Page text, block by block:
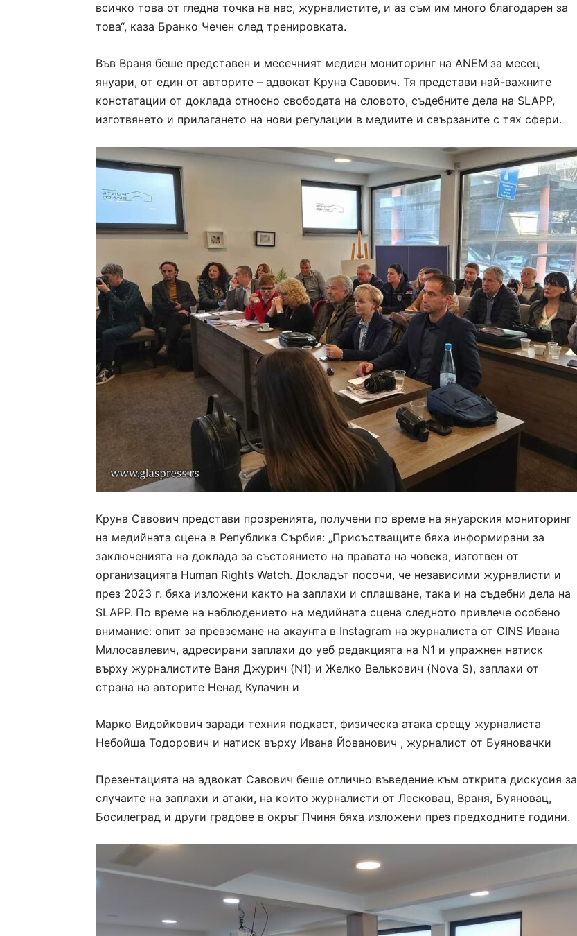
всичко това от гледна точка на нас, журналистите, и аз съм им много благодарен за
това“, каза Бранко Чечен след тренировката.
Във Враня беше представен и месечният медиен мониторинг на ANEM за месец
януари, от един от авторите – адвокат Круна Савович. Тя представи най-важните
констатации от доклада относно свободата на словото, съдебните дела на SLAPP,
изготвянето и прилагането на нови регулации в медиите и свързаните с тях сфери.
Круна Савович представи прозренията, получени по време на януарския мониторинг
на медийната сцена в Република Сърбия: „Присъстващите бяха информирани за
заключенията на доклада за състоянието на правата на човека, изготвен от
организацията Human Rights Watch. Докладът посочи, че независими журналисти и
през 2023 г. бяха изложени както на заплахи и сплашване, така и на съдебни дела на
SLAPP. По време на наблюдението на медийната сцена следното привлече особено
внимание: опит за превземане на акаунта в Instagram на журналиста от CINS Ивана
Милосавлевич, адресирани заплахи до уеб редакцията на N1 и упражнен натиск
върху журналистите Ваня Джурич (N1) и Желко Велькович (Nova S), заплахи от
страна на авторите Ненад Кулачин и
Марко Видойкович заради техния подкаст, физическа атака срещу журналиста
Небойша Тодорович и натиск върху Ивана Йованович , журналист от Буяновачки
Презентацията на адвокат Савович беше отлично въведение към открита дискусия за
случаите на заплахи и атаки, на които журналисти от Лесковац, Враня, Буяновац,
Босилеград и други градове в окръг Пчиня бяха изложени през предходните години.